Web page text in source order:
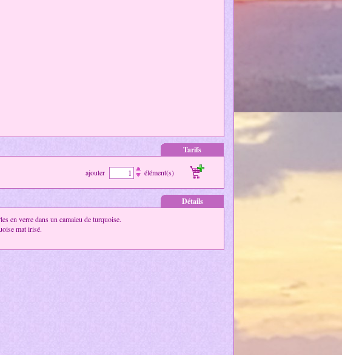
Tarifs
ajouter élément(s)
Détails
en verre dans un camaieu de turquoise.
mat irisé.